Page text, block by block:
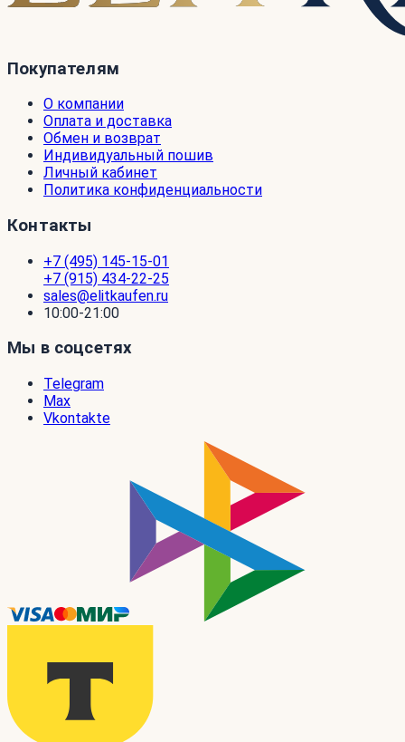
Покупателям
О компании
Оплата и доставка
Обмен и возврат
Индивидуальный пошив
Личный кабинет
Политика конфиденциальности
Контакты
+7 (495) 145-15-01
+7 (915) 434-22-25
sales@elitkaufen.ru
10:00-21:00
Мы в соцсетях
Telegram
Max
Vkontakte